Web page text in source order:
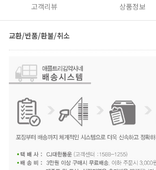
고객리뷰 상품정보
교환/반품/환불/취소